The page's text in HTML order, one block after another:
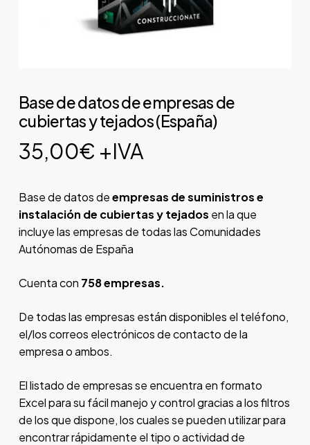
Base de datos de empresas de
cubiertas y tejados (España)
35,00€ +IVA
Base de datos deempresas de suministros e
instalación de cubiertas y tejados en la que
incluye las empresas de todas las Comunidades
Autónomas de España
Cuenta con 758 empresas.
De todas las empresas están disponibles el teléfono,
el/los correos electrónicos de contacto de la
empresa o ambos.
El listado de empresas se encuentra en formato
Excel para su fácil manejo y control gracias a los filtros
de los que dispone, los cuales se pueden utilizar para
encontrar rápidamente el tipo o actividad de